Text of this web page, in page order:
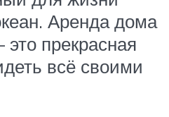
Аренда дома
прекрасная
всё своими